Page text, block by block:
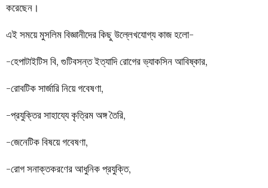
করেছেন।
এই সময়ে মুসলিম বিজ্ঞানীদের কিছু উল্লেখযোগ্য কাজ হলো-
-হেপাটাইটিস বি, গুটিবসন্ত ইত্যাদি রোগের ভ্যাকসিন আবিষ্কার,
-রোবটিক সার্জারি নিয়ে গবেষণা,
-প্রযুক্তির সাহায্যে কৃত্রিম অঙ্গ তৈরি,
-জেনেটিক বিষয়ে গবেষণা,
-রোগ সনাক্তকরণের আধুনিক প্রযুক্তি,